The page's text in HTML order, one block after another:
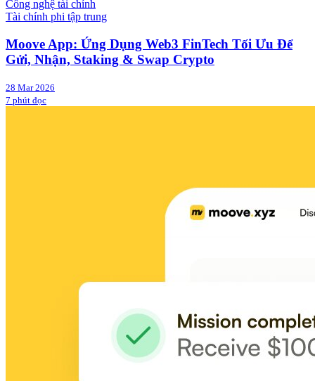
Công nghệ tài chính
Tài chính phi tập trung
Moove App: Ứng Dụng Web3 FinTech Tối Ưu Để
Gửi, Nhận, Staking & Swap Crypto
28 Mar 2026
7 phút đọc